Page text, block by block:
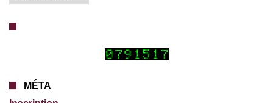
MÉTA